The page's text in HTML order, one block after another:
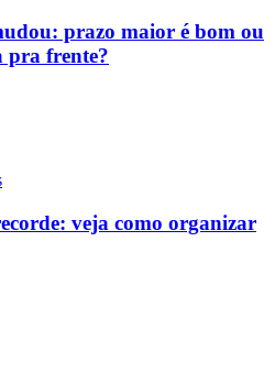
prazo maior é bom ou
pra frente?
veja como organizar